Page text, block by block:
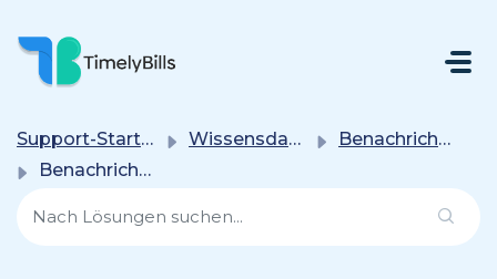
Zum Hauptsächlichen Inhalt Gehen
Support-Startseite Wissensdatenbank
Benachrichtigung & Benachrichtigungen
Benachrichtigung & Benachrichtigungen